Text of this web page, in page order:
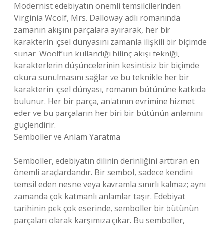
Modernist edebiyatın önemli temsilcilerinden
Virginia Woolf, Mrs. Dalloway adlı romanında
zamanın akışını parçalara ayırarak, her bir
karakterin içsel dünyasını zamanla ilişkili bir biçimde
sunar. Woolf’un kullandığı bilinç akışı tekniği,
karakterlerin düşüncelerinin kesintisiz bir biçimde
okura sunulmasını sağlar ve bu teknikle her bir
karakterin içsel dünyası, romanın bütününe katkıda
bulunur. Her bir parça, anlatının evrimine hizmet
eder ve bu parçaların her biri bir bütünün anlamını
güçlendirir.
Semboller ve Anlam Yaratma
Semboller, edebiyatın dilinin derinliğini arttıran en
önemli araçlardandır. Bir sembol, sadece kendini
temsil eden nesne veya kavramla sınırlı kalmaz; aynı
zamanda çok katmanlı anlamlar taşır. Edebiyat
tarihinin pek çok eserinde, semboller bir bütünün
parçaları olarak karşımıza çıkar. Bu semboller,